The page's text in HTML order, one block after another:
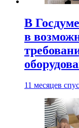
В
в
11 месяцев